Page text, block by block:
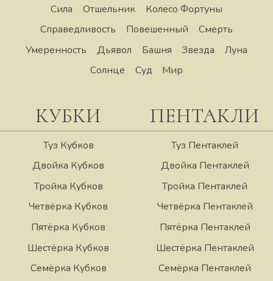
Сила
Отшельник
Колесо Фортуны
Справедливость
Повешенный
Смерть
Умеренность
Дьявол Башня Звезда
Луна
Солнце
Суд Мир
КУБКИ
Туз Кубков
Двойка Кубков
Тройка Кубков
Четвёрка Кубков
Пятёрка Кубков
Шестёрка Кубков
Семёрка Кубков
ПЕНТАКЛИ
Туз Пентаклей
Двойка Пентаклей
Тройка Пентаклей
Четвёрка Пентаклей
Пятёрка Пентаклей
Шестёрка Пентаклей
Семёрка Пентаклей